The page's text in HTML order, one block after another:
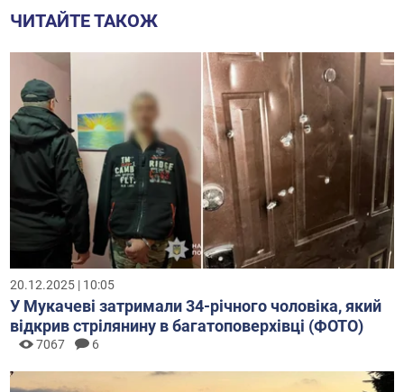
ЧИТАЙТЕ ТАКОЖ
20.12.2025 | 10:05
У Мукачеві затримали 34-річного чоловіка, який
відкрив стрілянину в багатоповерхівці (ФОТО)
7067 6